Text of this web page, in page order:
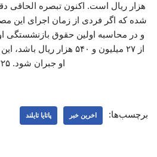
هزار ریال است. اکنون تبصره الحاقی
شده که اگر فردی از زمان اجرای این
از ۲۷ میلیون و ۵۴۰ هزار
او جبران شود. ۲۲۳۲۲۵
برچسب‌ها: اخرین خبر پاتایا تایلند